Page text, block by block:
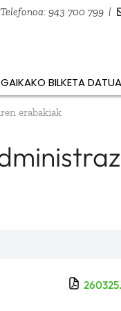
Telefonoa: 943 700 799 |
GAIKAKO BILKETA
erabakiak